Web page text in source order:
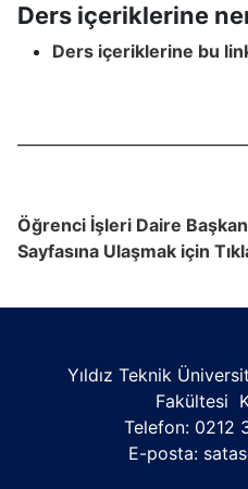
Ders içeriklerine
Ders içeriklerine bu
Öğrenci İşleri Daire
Sayfasına Ulaşmak için
Yıldız Teknik
Fakültesi
Telefon: 0212
E-posta: